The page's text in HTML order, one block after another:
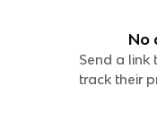
No
Send a link
track their